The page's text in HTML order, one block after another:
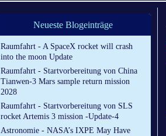
Neueste Blogeinträge
Raumfahrt - A SpaceX rocket will crash
into the moon Update
Raumfahrt - Startvorbereitung von China
Tianwen-3 Mars sample return mission
2028
Raumfahrt - Startvorbereitung von SLS
rocket Artemis 3 mission -Update-4
Astronomie - NASA’s IXPE May Have